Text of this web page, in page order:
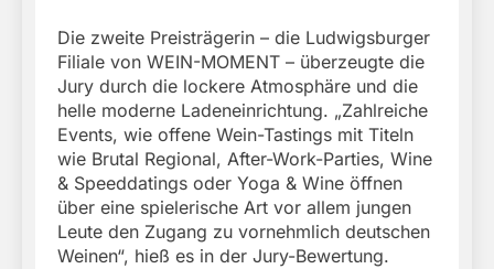
Die zweite Preisträgerin – die Ludwigsburger
Filiale von WEIN-MOMENT – überzeugte die
Jury durch die lockere Atmosphäre und die
helle moderne Ladeneinrichtung. „Zahlreiche
Events, wie offene Wein-Tastings mit Titeln
wie Brutal Regional, After-Work-Parties, Wine
& Speeddatings oder Yoga & Wine öffnen
über eine spielerische Art vor allem jungen
Leute den Zugang zu vornehmlich deutschen
Weinen“, hieß es in der Jury-Bewertung.